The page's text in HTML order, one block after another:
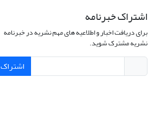
اشتراک خبرنامه
برای دریافت اخبار و اطلاعیه های مهم نشریه در خبرنامه
نشریه مشترک شوید.
اشتراک